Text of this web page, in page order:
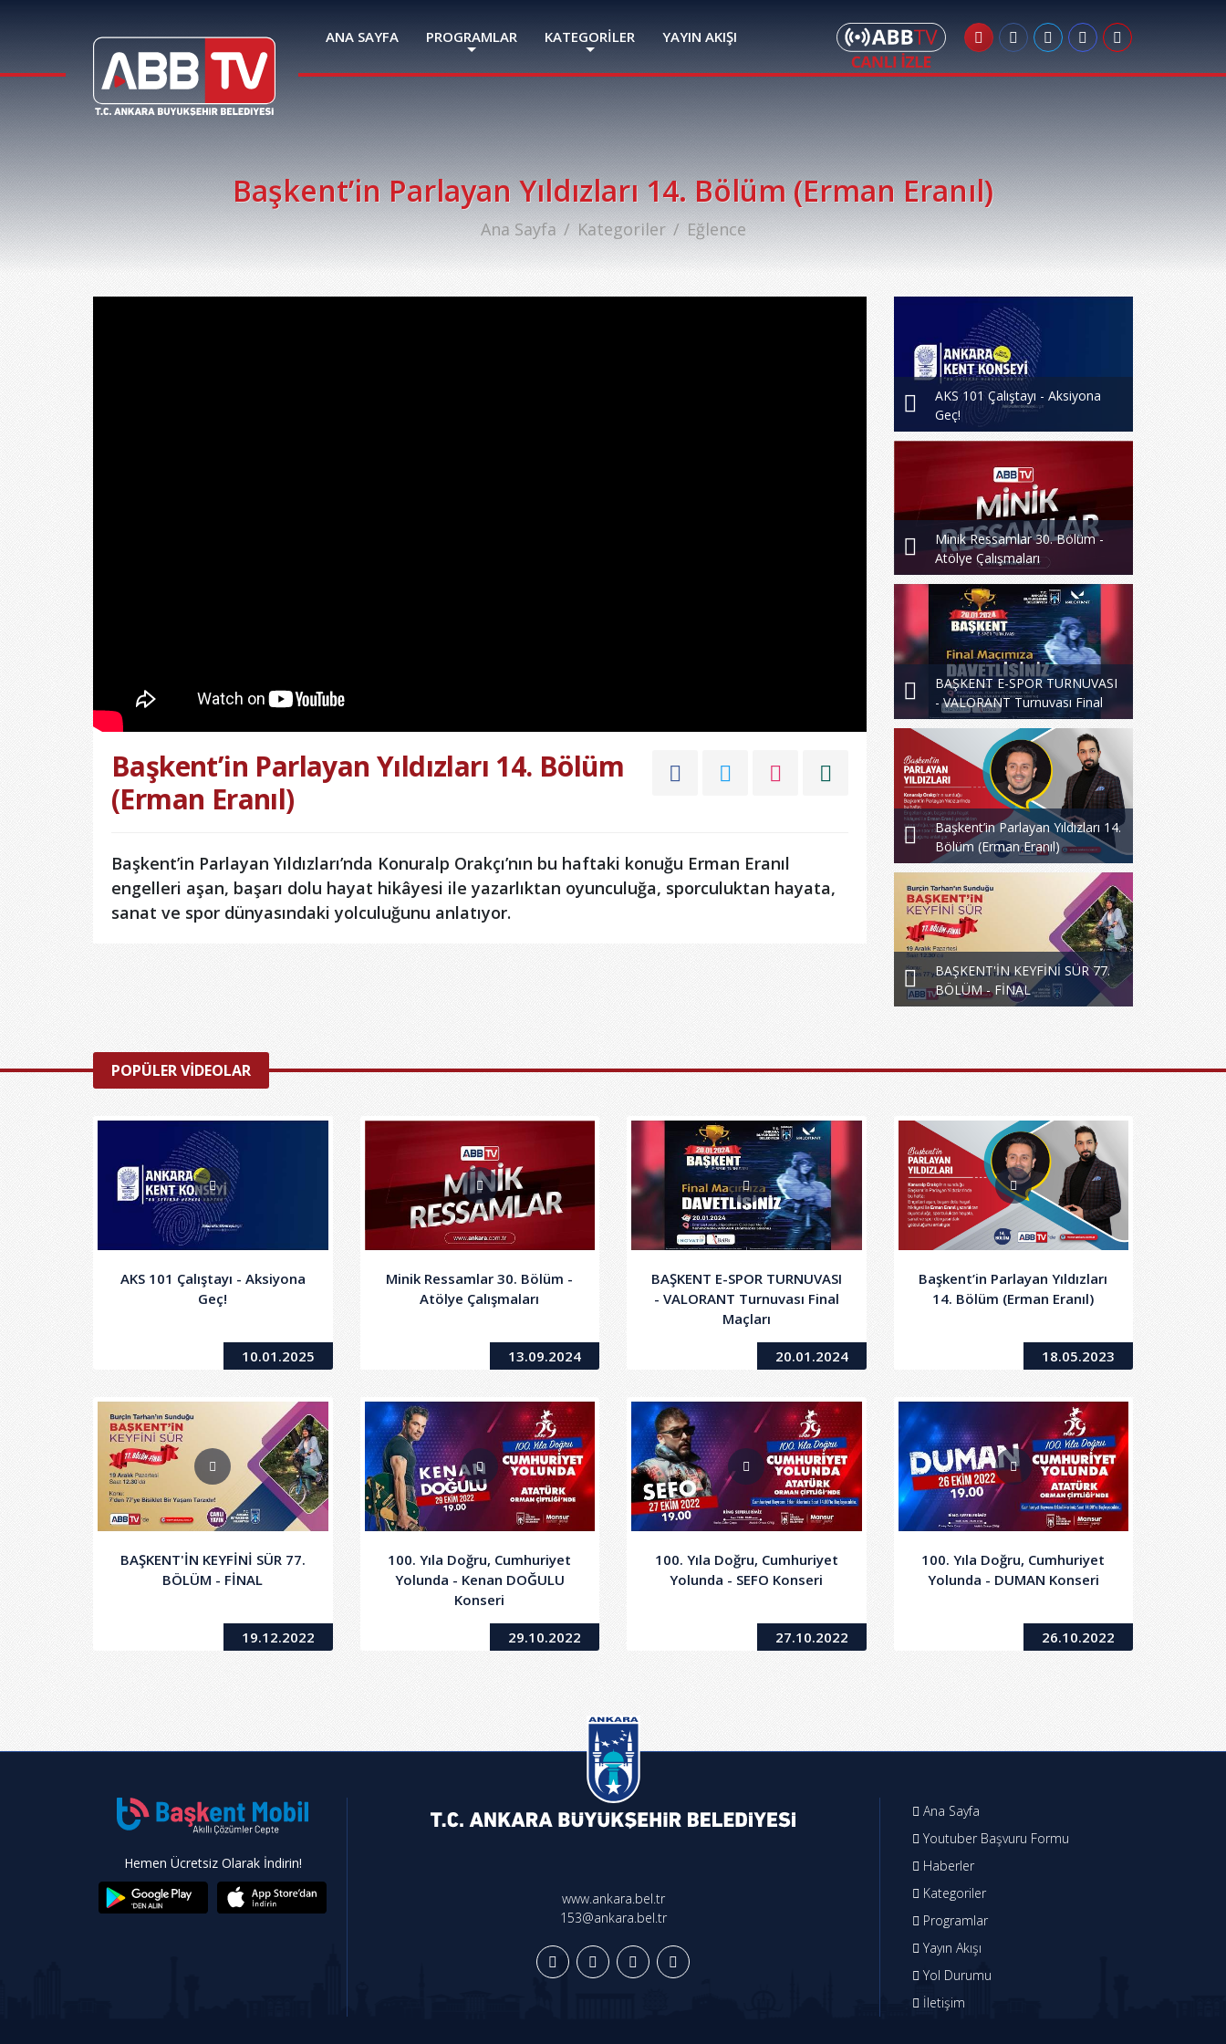
ANA SAYFA PROGRAMLAR KATEGORİLER YAYIN AKIŞI
Başkent’in Parlayan Yıldızları 14. Bölüm (Erman Eranıl)
Ana Sayfa Kategoriler Eğlence
Başkent’in Parlayan Yıldızları 14. Bölüm
(Erman Eranıl)
Başkent’in Parlayan Yıldızları’nda Konuralp Orakçı’nın bu haftaki konuğu Erman Eranıl
engelleri aşan, başarı dolu hayat hikâyesi ile yazarlıktan oyunculuğa, sporculuktan hayata,
sanat ve spor dünyasındaki yolculuğunu anlatıyor.
AKS 101 Çalıştayı - Aksiyona
Geç!
Minik Ressamlar 30. Bölüm -
Atölye Çalışmaları
BAŞKENT E-SPOR TURNUVASI
- VALORANT Turnuvası Final
Maçları
Başkent’in Parlayan Yıldızları 14.
Bölüm (Erman Eranıl)
BAŞKENT'İN KEYFİNİ SÜR 77.
BÖLÜM - FİNAL
POPÜLER VİDEOLAR
AKS 101 Çalıştayı - Aksiyona
Geç!
10.01.2025
Minik Ressamlar 30. Bölüm -
Atölye Çalışmaları
13.09.2024
BAŞKENT E-SPOR TURNUVASI
- VALORANT Turnuvası Final
Maçları
20.01.2024
Başkent’in Parlayan Yıldızları
14. Bölüm (Erman Eranıl)
18.05.2023
BAŞKENT'İN KEYFİNİ SÜR 77.
BÖLÜM - FİNAL
19.12.2022
100. Yıla Doğru, Cumhuriyet
Yolunda - Kenan DOĞULU
Konseri
29.10.2022
100. Yıla Doğru, Cumhuriyet
Yolunda - SEFO Konseri
27.10.2022
100. Yıla Doğru, Cumhuriyet
Yolunda - DUMAN Konseri
26.10.2022
Hemen Ücretsiz Olarak İndirin!
www.ankara.bel.tr
153@ankara.bel.tr
Ana Sayfa
Youtuber Başvuru Formu
Haberler
Kategoriler
Programlar
Yayın Akışı
Yol Durumu
İletişim